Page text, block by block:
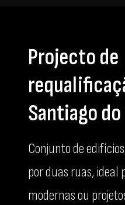
Projecto de
Santiago
Conjunto de
por duas ruas, ideal
modernas ou